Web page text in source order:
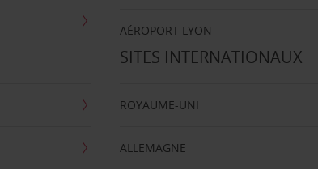
AÉROPORT LYON
SITES INTERNATIONAUX
ROYAUME-UNI
ALLEMAGNE